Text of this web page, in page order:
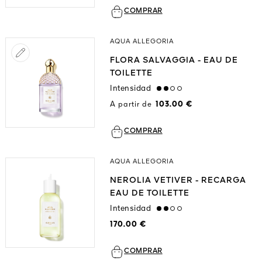
COMPRAR
AQUA ALLEGORIA
FLORA SALVAGGIA - EAU DE
TOILETTE
Intensidad
medium
A partir de 103.00 €
COMPRAR
AQUA ALLEGORIA
NEROLIA VETIVER - RECARGA
EAU DE TOILETTE
Intensidad
medium
170.00 €
COMPRAR